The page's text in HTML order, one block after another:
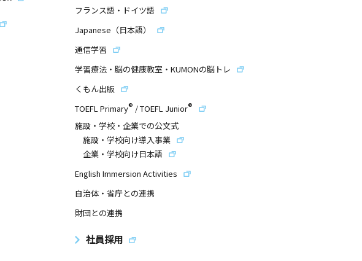
フランス語・ドイツ語
Japanese（日本語）
通信学習
学習療法・脳の健康教室・KUMONの脳トレ
くもん出版
TOEFL Primary® /TOEFL Junior®
施設・学校・企業での公文式
施設・学校向け導入事業
企業・学校向け日本語
English Immersion Activities
自治体・省庁との連携
財団との連携
社員採用